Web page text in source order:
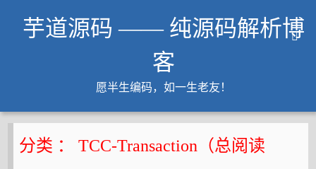
芋道源码 —— 纯源码解析博
客
愿半生编码，如一生老友！
文章
知识星球
分类 ： TCC-Transaction（总阅读